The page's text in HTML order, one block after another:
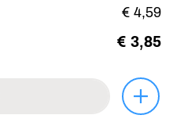
€ 4,59
€ 3,85